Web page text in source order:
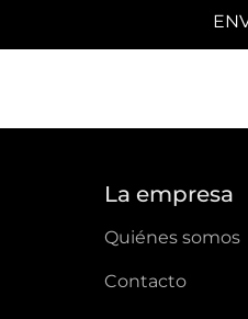
La empresa
quiénes somos
contacto